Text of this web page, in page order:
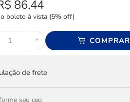
86,44
boleto à vista (5% off)
+ COMPRAR
de frete